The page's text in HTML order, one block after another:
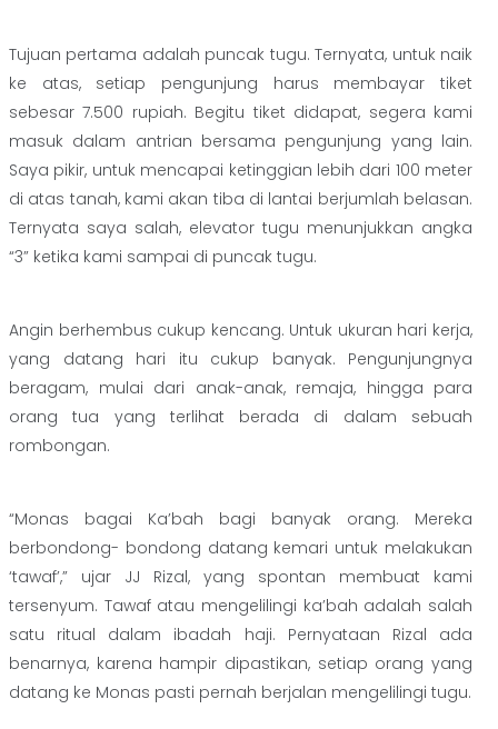
Tujuan pertama adalah puncak tugu. Ternyata, untuk naik
ke atas, setiap pengunjung harus membayar tiket
sebesar 7.500 rupiah. Begitu tiket didapat, segera kami
masuk dalam antrian bersama pengunjung yang lain.
Saya pikir, untuk mencapai ketinggian lebih dari 100 meter
di atas tanah, kami akan tiba di lantai berjumlah belasan.
Ternyata saya salah, elevator tugu menunjukkan angka
“3” ketika kami sampai di puncak tugu.
Angin berhembus cukup kencang. Untuk ukuran hari kerja,
yang datang hari itu cukup banyak. Pengunjungnya
beragam, mulai dari anak-anak, remaja, hingga para
orang tua yang terlihat berada di dalam sebuah
rombongan.
“Monas bagai Ka’bah bagi banyak orang. Mereka
berbondong- bondong datang kemari untuk melakukan
‘tawaf’,” ujar JJ Rizal, yang spontan membuat kami
tersenyum. Tawaf atau mengelilingi ka’bah adalah salah
satu ritual dalam ibadah haji. Pernyataan Rizal ada
benarnya, karena hampir dipastikan, setiap orang yang
datang ke Monas pasti pernah berjalan mengelilingi tugu.